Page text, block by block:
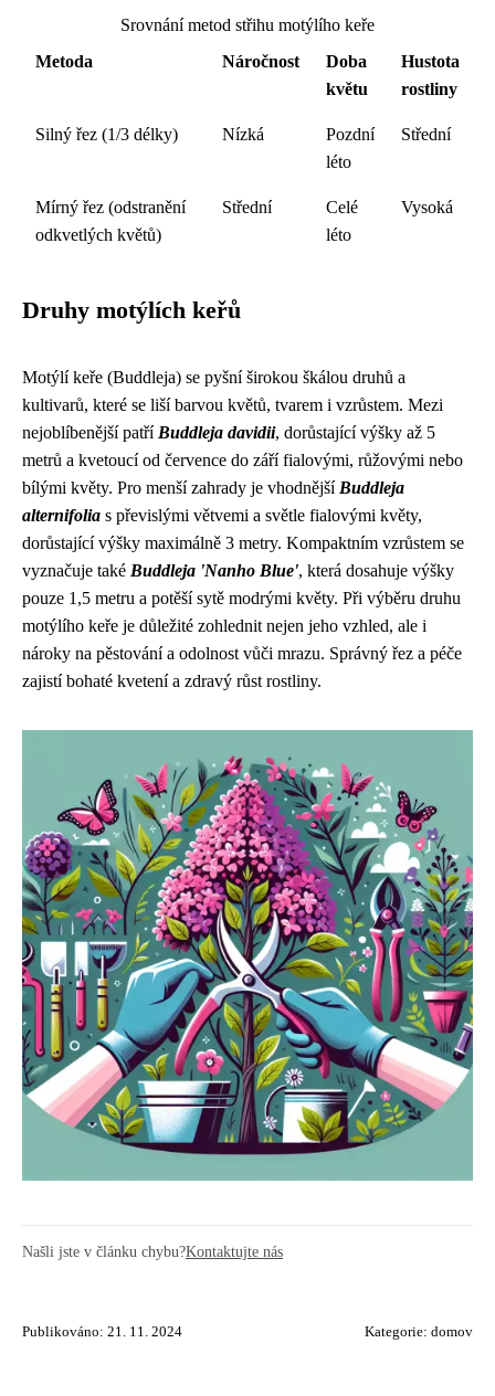
Srovnání metod střihu motýlího keře
Metoda
Náročnost
Doba
květu
Hustota
rostliny
Silný řez (1/3 délky) Nízká
Pozdní
léto
Střední
Mírný řez (odstranění
odkvetlých květů)
Střední
Celé
léto
Vysoká
Druhy motýlích keřů
Motýlí keře (Buddleja) se pyšní širokou škálou druhů a
kultivarů, které se liší barvou květů, tvarem i vzrůstem. Mezi
nejoblíbenější patří Buddleja davidii, dorůstající výšky až 5
metrů a kvetoucí od července do září fialovými, růžovými nebo
bílými květy. Pro menší zahrady je vhodnější Buddleja
alternifolia s převislými větvemi a světle fialovými květy,
dorůstající výšky maximálně 3 metry. Kompaktním vzrůstem se
vyznačuje také Buddleja 'Nanho Blue', která dosahuje výšky
pouze 1,5 metru a potěší sytě modrými květy. Při výběru druhu
motýlího keře je důležité zohlednit nejen jeho vzhled, ale i
nároky na pěstování a odolnost vůči mrazu. Správný řez a péče
zajistí bohaté kvetení a zdravý růst rostliny.
Našli jste v článku chybu?Kontaktujte nás
Publikováno: 21. 11. 2024 Kategorie: domov